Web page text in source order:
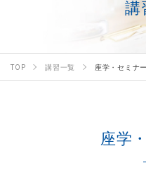
講
TOP 講習一覧 座学・セミナー
座学